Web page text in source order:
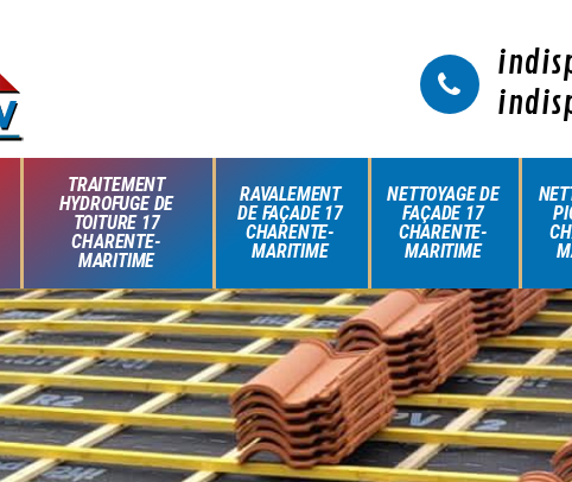
TRAITEMENT
HYDROFUGE DE
TOITURE 17
CHARENTE-
MARITIME
RAVALEMENT
DE FAÇADE 17
CHARENTE-
MARITIME
NETTOYAGE DE
FAÇADE 17
CHARENTE-
MARITIME